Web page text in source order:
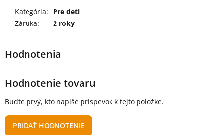
Kategória:
Pre deti
Záruka: 2 roky
Hodnotenie tovaru
Buďte prvý, kto napíše príspevok k tejto položke.
PRIDAŤ HODNOTENIE